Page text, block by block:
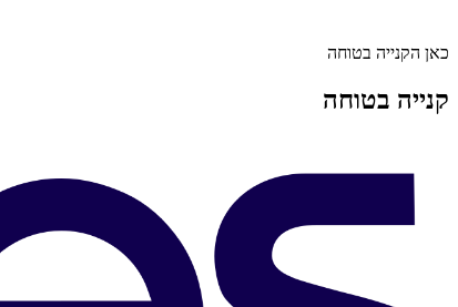
כאן הקנייה בטוחה
קנייה בטוחה